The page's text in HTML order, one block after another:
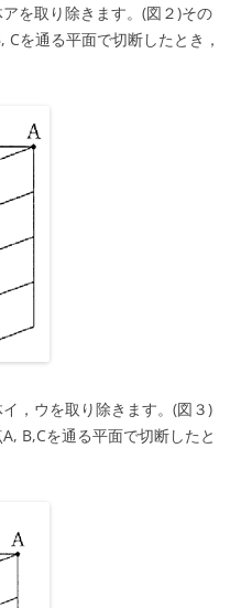
を取り除きます。(図２)その
を通る平面で切断したとき，
，ウを取り除きます。(図３)
B,Cを通る平面で切断したと